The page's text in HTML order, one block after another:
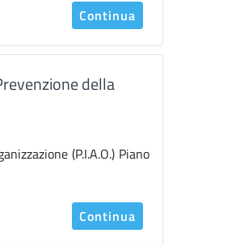
Continua
della
(P.I.A.O.) Piano
Continua